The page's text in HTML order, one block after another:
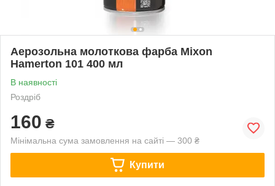
Аерозольна молоткова фарба Mixon
Hamerton 101 400 мл
В наявності
Роздріб
160 ₴
Мінімальна сума замовлення на сайті — 300 ₴
Купити